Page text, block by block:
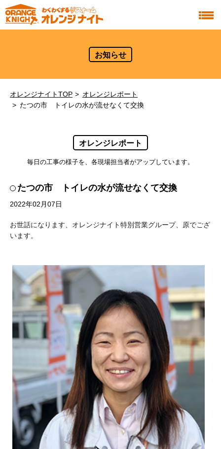
お知らせ
オレンジナイトTOP
オレンジレポート
たつの市 トイレの水が流せなくて交換
オレンジレポート
毎日の工事の様子を、各現場担当者がアップしています。
たつの市 トイレの水が流せなくて交換
2022年02月07日
お世話になります、オレンジナイト特別営業グループ、原でござ
います。